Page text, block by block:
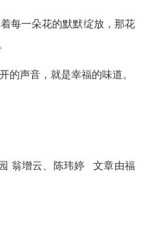
每一朵花的默默绽放，那花
的声音，就是幸福的味道。
翁增云、陈玮婷 文章由福